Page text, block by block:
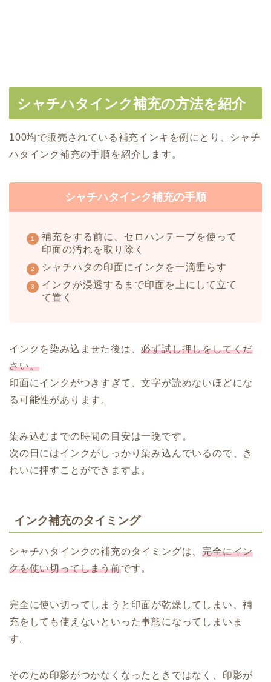
シャチハタインク補充の方法を紹介
100均で販売されている補充インキを例にとり、シャチ
ハタインク補充の手順を紹介します。
シャチハタインク補充の手順
補充をする前に、セロハンテープを使って
印面の汚れを取り除く
シャチハタの印面にインクを一滴垂らす
インクが浸透するまで印面を上にして立て
て置く
インクを染み込ませた後は、必ず試し押しをしてくだ
さい。
印面にインクがつきすぎて、文字が読めないほどにな
る可能性があります。
染み込むまでの時間の目安は一晩です。
次の日にはインクがしっかり染み込んでいるので、き
れいに押すことができますよ。
インク補充のタイミング
シャチハタインクの補充のタイミングは、完全にイン
クを使い切ってしまう前です。
完全に使い切ってしまうと印面が乾燥してしまい、補
充をしても使えないといった事態になってしまいま
す。
そのため印影がつかなくなったときではなく、印影が